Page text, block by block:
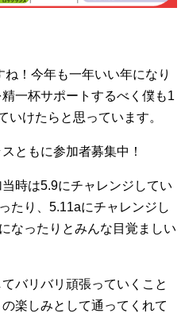
！今年も一年いい年になり
一杯サポートするべく僕も1
いけたらと思っています。
ともに参加者募集中！
時は5.9にチャレンジしてい
たり、5.11aにチャレンジし
なったりとみんな目覚ましい
バリバリ頑張っていくこと
楽しみとして通ってくれて